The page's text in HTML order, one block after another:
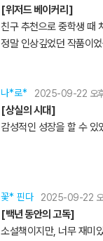
[위저드 베이커리]
친구 추천으로 중학생 때
정말 인상깊었던 작품이
나*로* 2025-09-22 오
[상실의 시대]
감성적인 성장을 할 수 있
꽃* 핀다 2025-09-22
[백년 동안의 고독]
소설책이지만, 너무 재미